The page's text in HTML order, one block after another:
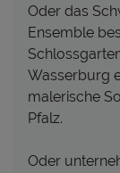
Oder das
Ensemble
Wasserburg
malerische
Pfalz.
Oder